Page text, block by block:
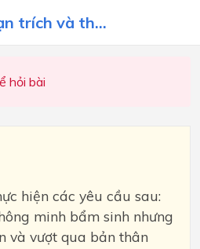
trích và th...
hỏi bài
hiện các yêu cầu sau:
minh bẩm sinh nhưng
và vượt qua bản thân